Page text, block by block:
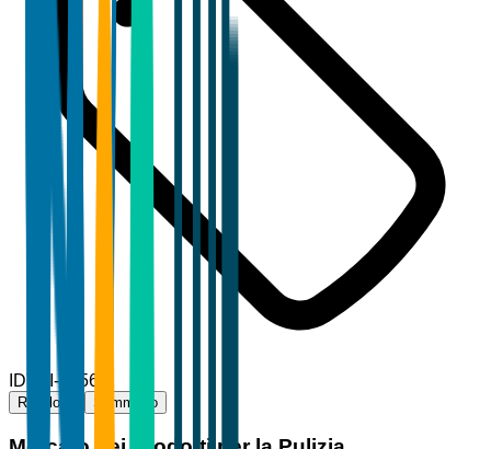
IDTBI-71566
Riepilogo Sommario